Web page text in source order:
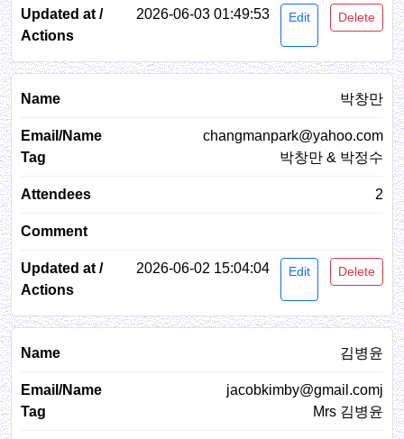
2026-06-03 01:49:53 Edit Delete
박창만
changmanpark@yahoo.com
박창만 & 박정수
2
2026-06-02 15:04:04 Edit Delete
김병윤
jacobkimby@gmail.comj
Mrs 김병윤